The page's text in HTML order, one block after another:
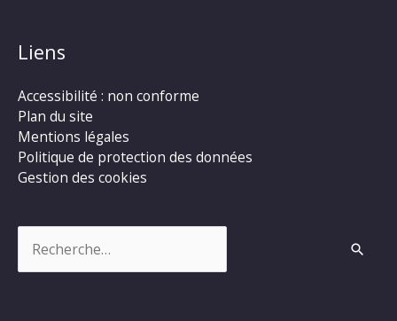
Liens
Accessibilité : non conforme
Plan du site
Mentions légales
Politique de protection des données
Gestion des cookies